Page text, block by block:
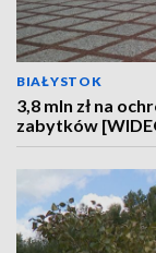
BIAŁYSTOK
3,8 mln zł na
zabytków